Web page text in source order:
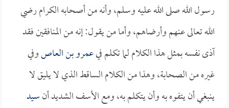
رسول الله صلى الله عليه وسلم، وأنه من أصحابه الكرام رضي
الله تعالى عنهم وأرضاهم، وأما من يقول: إنه من المنافقين فقد
آذى نفسه بمثل هذا الكلام لما تكلم فيعمرو بن العاصوفي
غيره من الصحابة، وهذا من الكلام الساقط الذي لا يليق لا
ينبغي أن يتفوه به وأن يتكلم به، ومع الأسف الشديد أنسيد